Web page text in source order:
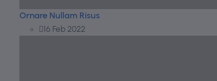
Ornare Nullam Risus
16 Feb 2022